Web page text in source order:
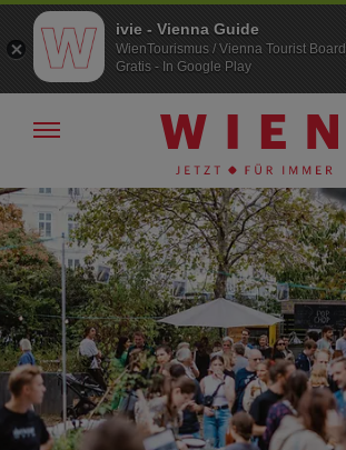
Zur
Navigation
Zum
Inhalt
Navigation
ivie - Vienna Guide
WienTourismus / Vienna Tourist Board
Gratis - In Google Play